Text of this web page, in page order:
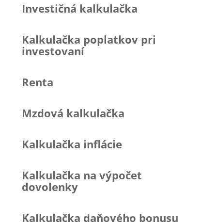
Investičná kalkulačka
Kalkulačka poplatkov pri
investovaní
Renta
Mzdová kalkulačka
Kalkulačka inflácie
Kalkulačka na výpočet
dovolenky
Kalkulačka daňového bonusu